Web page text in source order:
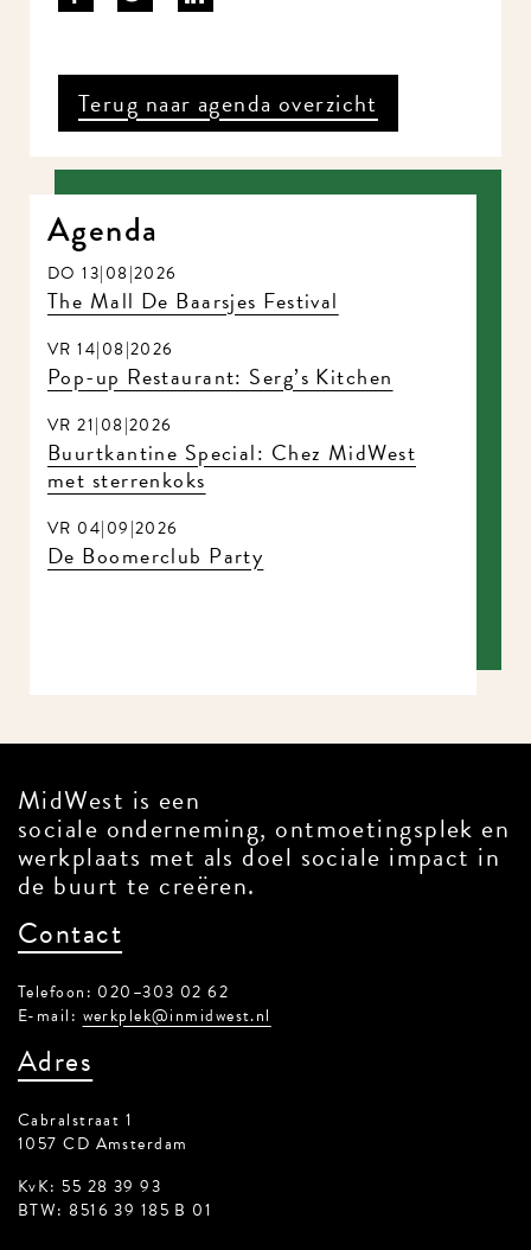
Terug naar agenda overzicht
Agenda
DO 13|08|2026
The Mall De Baarsjes Festival
VR 14|08|2026
Pop-up Restaurant: Serg’s Kitchen
VR 21|08|2026
Buurtkantine Special: Chez MidWest
met sterrenkoks
VR 04|09|2026
De Boomerclub Party
MidWest is een
sociale onderneming, ontmoetingsplek en
werkplaats met als doel sociale impact in
de buurt te creëren.
Contact
Telefoon: 020–303 02 62
E-mail: werkplek@inmidwest.nl
Adres
Cabralstraat 1
1057 CD Amsterdam
KvK: 55 28 39 93
BTW: 8516 39 185 B 01